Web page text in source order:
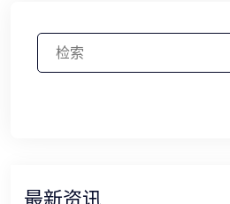
最新资讯